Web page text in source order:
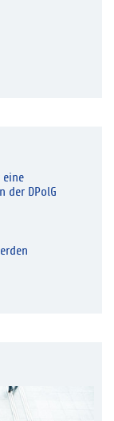
eine
der DPolG